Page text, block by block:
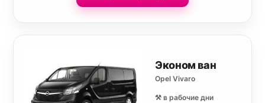
Эконом ван
Opel Vivaro
⚒️ в рабочие дни